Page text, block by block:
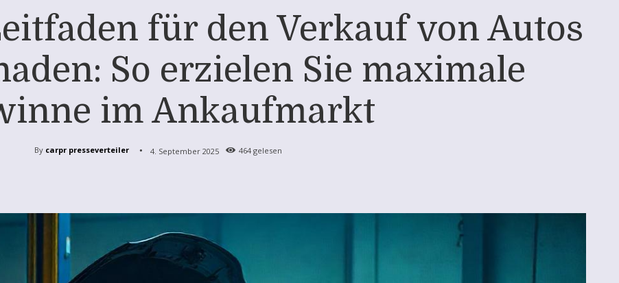
für den Verkauf von Autos
So erzielen Sie maximale
im Ankaufmarkt
By carpr presseverteiler 4. September 2025 464gelesen